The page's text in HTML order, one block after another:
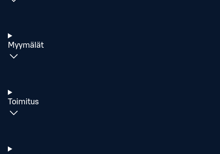
Myymälät
Toimitus